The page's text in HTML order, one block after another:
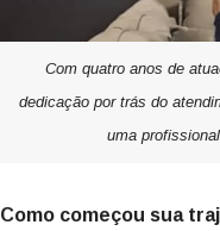
Com quatro anos de
dedicação por trás do
uma
Como começou sua